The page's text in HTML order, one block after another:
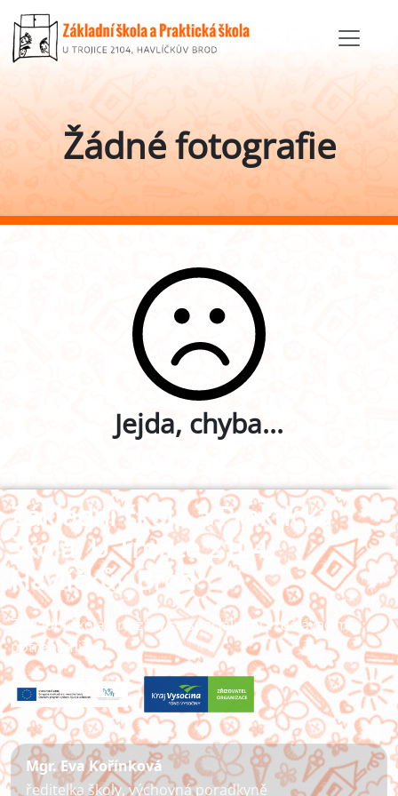
Žádné fotografie
Jejda, chyba...
Základní škola a Praktická
škola, U Trojice 2104,
Havlíčkův Brod
Základní škola pro žáky se speciálními vzdělávacími
potřebami
Mgr. Eva Kořínková
ředitelka školy, výchovná poradkyně